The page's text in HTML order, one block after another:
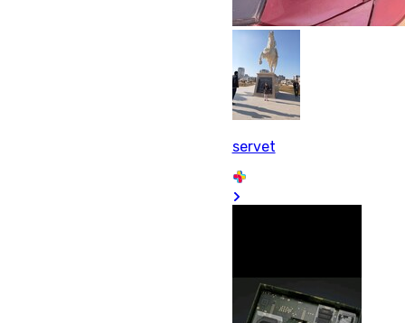
servet